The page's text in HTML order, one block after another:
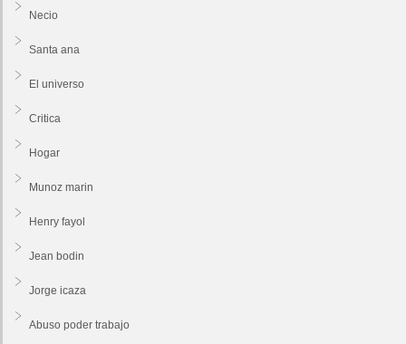
Necio
Santa ana
El universo
Critica
Hogar
Munoz marin
Henry fayol
Jean bodin
Jorge icaza
Abuso poder trabajo